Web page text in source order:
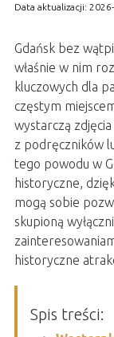
Data aktualizacji:
Gdańsk bez
właśnie w nim
kluczowych dla
częstym
wystarczą
z podręczników
tego powodu w
historyczne,
mogą sobie
skupioną
historyczne
Spis treści: